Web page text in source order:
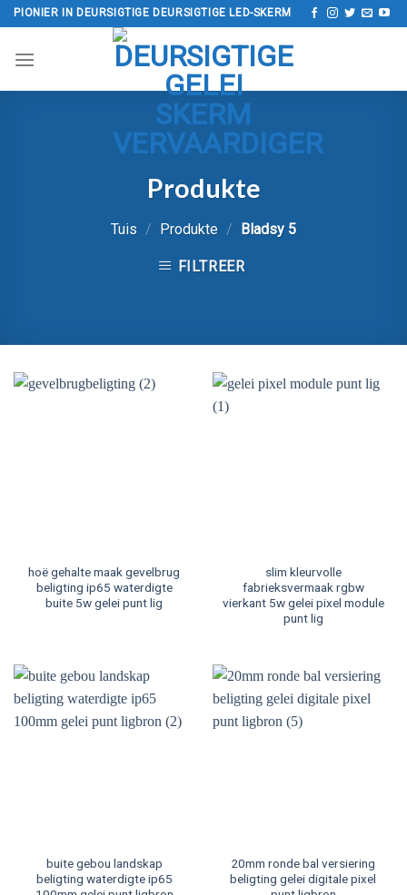
Slaan
oor
PIONIER IN DEURSIGTIGE DEURSIGTIGE LED-SKERM
Produkte
Tuis / Produkte / Bladsy 5
FILTREER
hoë gehalte maak gevelbrug
beligting ip65 waterdigte
buite 5w gelei punt lig
slim kleurvolle
fabrieksvermaak rgbw
vierkant 5w gelei pixel module
punt lig
buite gebou landskap
beligting waterdigte ip65
20mm ronde bal versiering
beligting gelei digitale pixel